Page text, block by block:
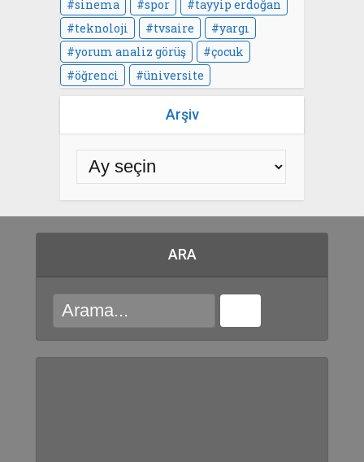
sinema
spor
tayyip erdoğan
teknoloji
tvsaire
yargı
yorum analiz görüş
çocuk
öğrenci
üniversite
Arşiv
ARA